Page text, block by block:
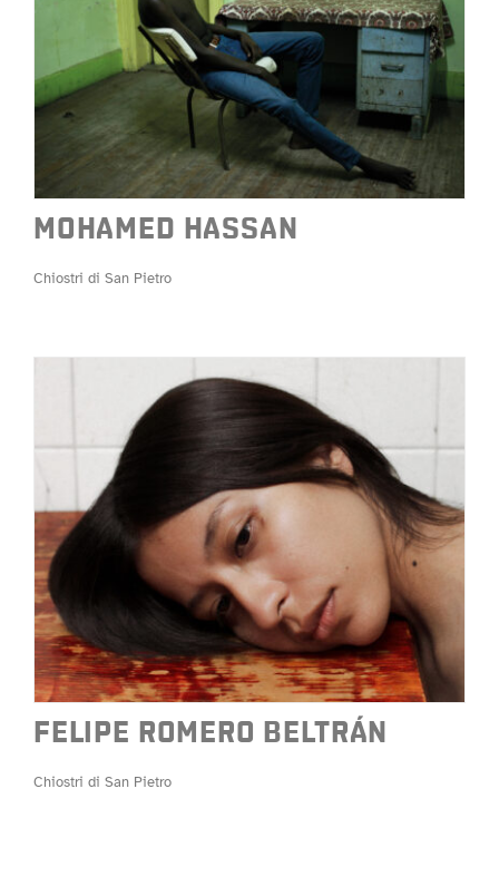
MOHAMED HASSAN
Chiostri di San Pietro
MOHAMED HASSAN
Chiostri di San Pietro
FELIPE ROMERO BELTRÁN
Chiostri di San Pietro
FELIPE ROMERO BELTRÁN
Chiostri di San Pietro